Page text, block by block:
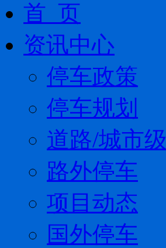
首 页
资讯中心
停车政策
停车规划
道路/城市级
路外停车
项目动态
国外停车